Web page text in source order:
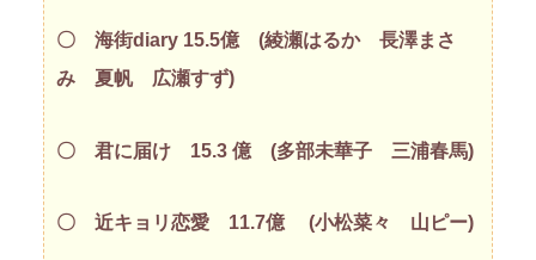
〇 海街diary 15.5億 (綾瀬はるか 長澤まさ
み 夏帆 広瀬すず)
〇 君に届け 15.3 億 (多部未華子 三浦春馬)
〇 近キョリ恋愛 11.7億 (小松菜々 山ピー)